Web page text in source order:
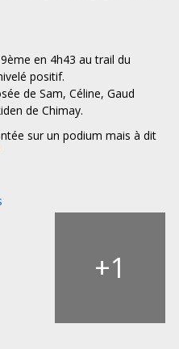
en 4h43 au trail du
positif.
de Sam, Céline, Gaud
de Chimay.
sur un podium mais à dit
+1